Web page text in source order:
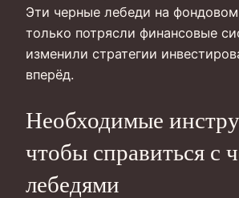
Эти черные лебеди на
только потрясли финансовые
изменили стратегии
вперёд.
Необходимые
чтобы справиться с
лебедями